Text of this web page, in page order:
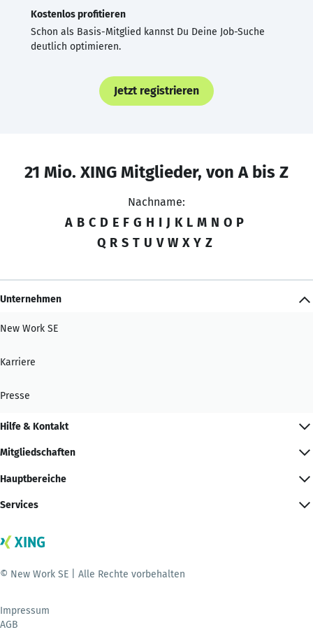
Kostenlos profitieren
Schon als Basis-Mitglied kannst Du Deine Job-Suche
deutlich optimieren.
Jetzt registrieren
21 Mio. XING Mitglieder, von A bis Z
Nachname:
A B C D E F G H I J K L M N O P
Q R S T U V W X Y Z
Unternehmen
New Work SE
Karriere
Presse
Hilfe & Kontakt
Mitgliedschaften
Hauptbereiche
Services
© New Work SE | Alle Rechte vorbehalten
Impressum
AGB